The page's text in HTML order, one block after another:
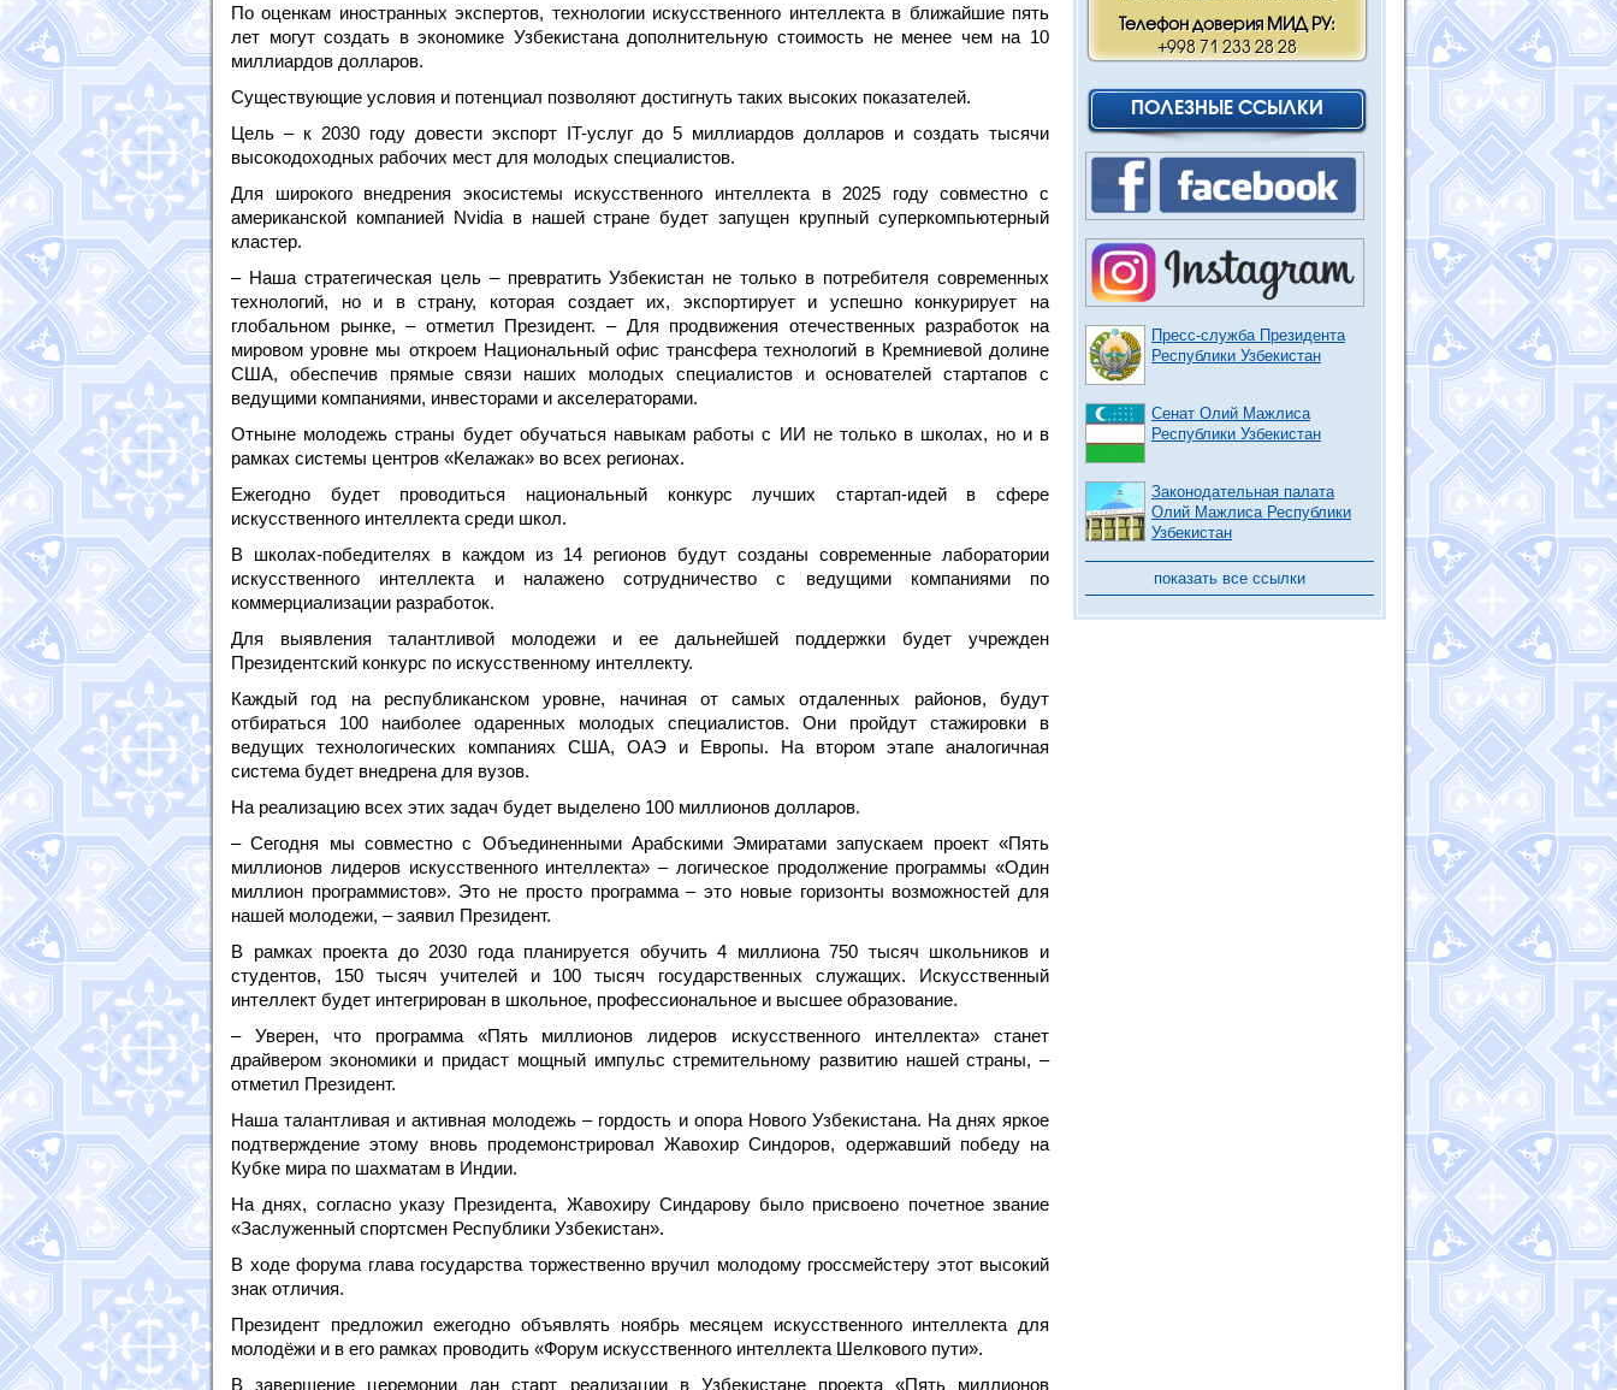
Телефон доверия МИД РУ:
+998 71 233 28 28
ПОЛЕЗНЫЕ ССЫЛКИ
Пресс-служба Президента
Республики Узбекистан
Сенат Олий Мажлиса
Республики Узбекистан
Законодательная палата
Олий Мажлиса Республики
Узбекистан
показать все ссылки
По оценкам иностранных экспертов, технологии искусственного интеллекта в ближайшие пять
лет могут создать в экономике Узбекистана дополнительную стоимость не менее чем на 10
миллиардов долларов.
Существующие условия и потенциал позволяют достигнуть таких высоких показателей.
Цель – к 2030 году довести экспорт IT-услуг до 5 миллиардов долларов и создать тысячи
высокодоходных рабочих мест для молодых специалистов.
Для широкого внедрения экосистемы искусственного интеллекта в 2025 году совместно с
американской компанией Nvidia в нашей стране будет запущен крупный суперкомпьютерный
кластер.
– Наша стратегическая цель – превратить Узбекистан не только в потребителя современных
технологий, но и в страну, которая создает их, экспортирует и успешно конкурирует на
глобальном рынке, – отметил Президент. – Для продвижения отечественных разработок на
мировом уровне мы откроем Национальный офис трансфера технологий в Кремниевой долине
США, обеспечив прямые связи наших молодых специалистов и основателей стартапов с
ведущими компаниями, инвесторами и акселераторами.
Отныне молодежь страны будет обучаться навыкам работы с ИИ не только в школах, но и в
рамках системы центров «Келажак» во всех регионах.
Ежегодно будет проводиться национальный конкурс лучших стартап-идей в сфере
искусственного интеллекта среди школ.
В школах-победителях в каждом из 14 регионов будут созданы современные лаборатории
искусственного интеллекта и налажено сотрудничество с ведущими компаниями по
коммерциализации разработок.
Для выявления талантливой молодежи и ее дальнейшей поддержки будет учрежден
Президентский конкурс по искусственному интеллекту.
Каждый год на республиканском уровне, начиная от самых отдаленных районов, будут
отбираться 100 наиболее одаренных молодых специалистов. Они пройдут стажировки в
ведущих технологических компаниях США, ОАЭ и Европы. На втором этапе аналогичная
система будет внедрена для вузов.
На реализацию всех этих задач будет выделено 100 миллионов долларов.
– Сегодня мы совместно с Объединенными Арабскими Эмиратами запускаем проект «Пять
миллионов лидеров искусственного интеллекта» – логическое продолжение программы «Один
миллион программистов». Это не просто программа – это новые горизонты возможностей для
нашей молодежи, – заявил Президент.
В рамках проекта до 2030 года планируется обучить 4 миллиона 750 тысяч школьников и
студентов, 150 тысяч учителей и 100 тысяч государственных служащих. Искусственный
интеллект будет интегрирован в школьное, профессиональное и высшее образование.
– Уверен, что программа «Пять миллионов лидеров искусственного интеллекта» станет
драйвером экономики и придаст мощный импульс стремительному развитию нашей страны, –
отметил Президент.
Наша талантливая и активная молодежь – гордость и опора Нового Узбекистана. На днях яркое
подтверждение этому вновь продемонстрировал Жавохир Синдоров, одержавший победу на
Кубке мира по шахматам в Индии.
На днях, согласно указу Президента, Жавохиру Синдарову было присвоено почетное звание
«Заслуженный спортсмен Республики Узбекистан».
В ходе форума глава государства торжественно вручил молодому гроссмейстеру этот высокий
знак отличия.
Президент предложил ежегодно объявлять ноябрь месяцем искусственного интеллекта для
молодёжи и в его рамках проводить «Форум искусственного интеллекта Шелкового пути».
В завершение церемонии дан старт реализации в Узбекистане проекта «Пять миллионов